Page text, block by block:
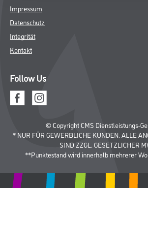
Impressum
Datenschutz
Integrität
Kontakt
Follow Us
© Copyright CMS Dienstleistungs-
* NUR FÜR GEWERBLICHE KUNDEN. ALLE
SIND ZZGL. GESETZLICHER
**Punktestand wird innerhalb mehrerer